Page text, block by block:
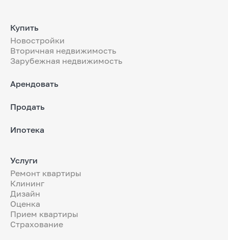
Купить
Новостройки
Вторичная недвижимость
Зарубежная недвижимость
Арендовать
Продать
Ипотека
Услуги
Ремонт квартиры
Клининг
Дизайн
Оценка
Прием квартиры
Страхование